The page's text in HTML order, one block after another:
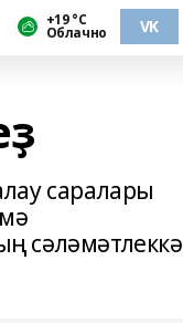
+19 °С
Облачно VK
саралары
сәләмәтлеккә